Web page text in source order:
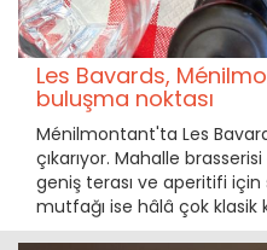
Les Bavards,
buluşma noktası
Ménilmontant'ta Les
çıkarıyor. Mahalle
geniş terası ve aperitifi için
mutfağı ise hâlâ çok klasik